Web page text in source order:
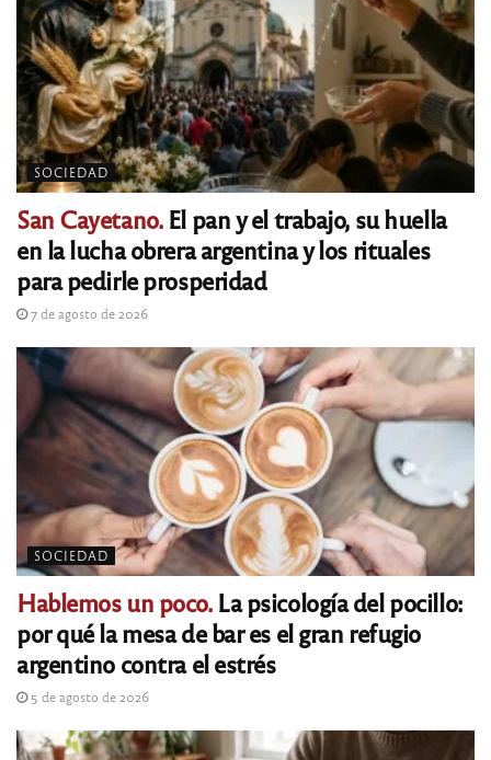
SOCIEDAD
San Cayetano.El pan y el trabajo, su huella
en la lucha obrera argentina y los rituales
para pedirle prosperidad
7 de agosto de 2026
SOCIEDAD
Hablemos un poco.La psicología del pocillo:
por qué la mesa de bar es el gran refugio
argentino contra el estrés
5 de agosto de 2026